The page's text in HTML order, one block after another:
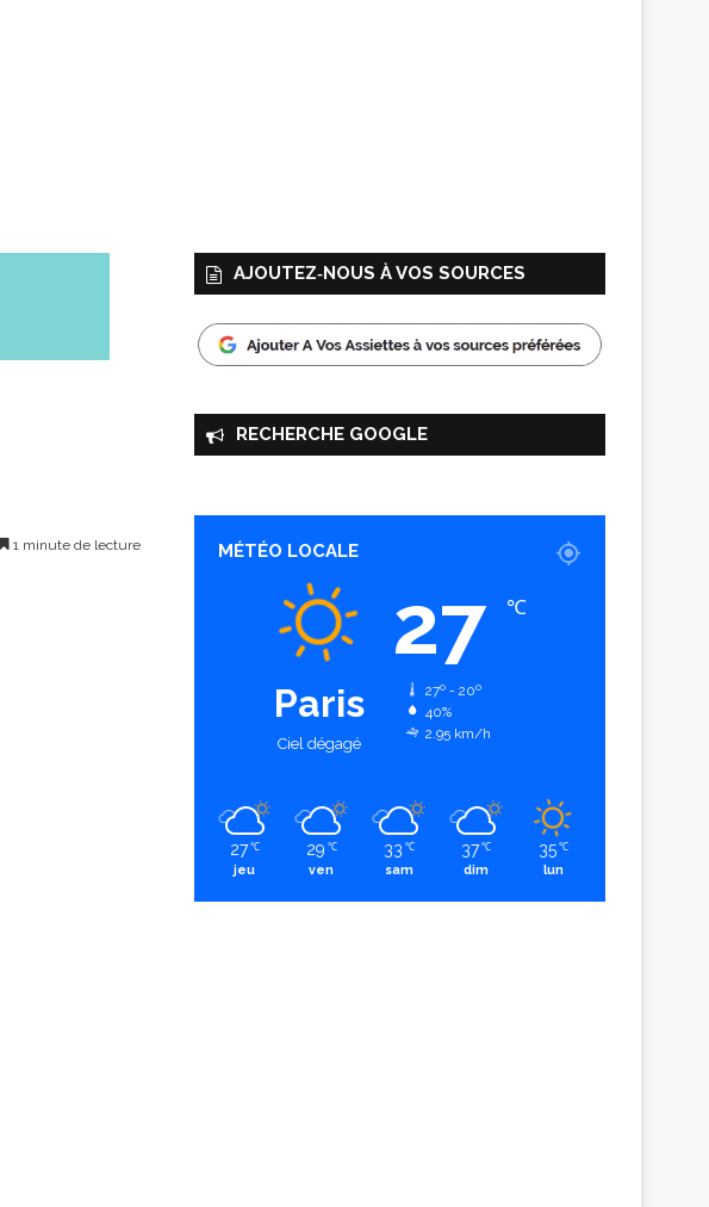
1 minute de lecture
AJOUTEZ‑NOUS À VOS SOURCES
RECHERCHE GOOGLE
MÉTÉO LOCALE
Paris
Ciel dégagé
27 ℃
27º - 20º
40%
2.95 km/h
27 ℃
jeu
29 ℃
ven
33 ℃
sam
37 ℃
dim
35 ℃
lun